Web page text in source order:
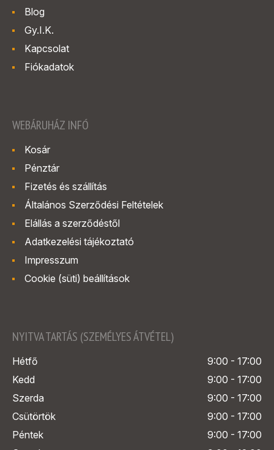
Blog
Gy.I.K.
Kapcsolat
Fiókadatok
WEBÁRUHÁZ INFÓ
Kosár
Pénztár
Fizetés és szállítás
Általános Szerződési Feltételek
Elállás a szerződéstől
Adatkezelési tájékoztató
Impresszum
Cookie (süti) beállítások
NYITVA TARTÁS (SZEMÉLYES ÁTVÉTEL)
Hétfő
9:00 - 17:00
Kedd
9:00 - 17:00
Szerda
9:00 - 17:00
Csütörtök
9:00 - 17:00
Péntek
9:00 - 17:00